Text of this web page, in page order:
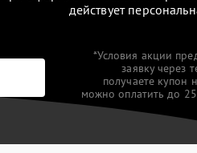
действует
*Условия акции
заявку через
получаете купон
можно оплатить до